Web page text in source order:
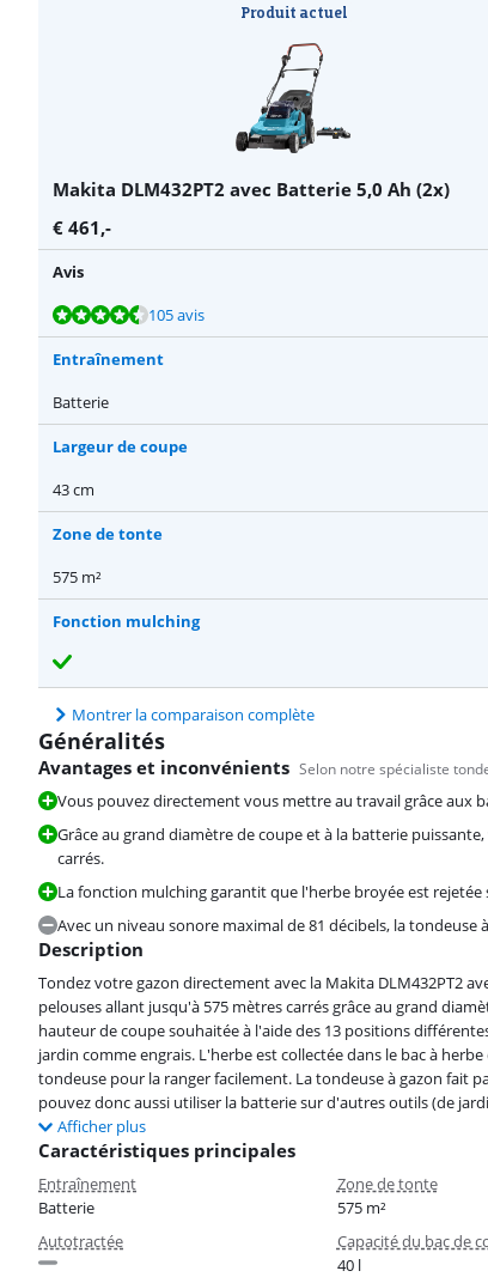
Produit actuel
Makita DLM432PT2 avec Batterie 5,0 Ah (2x)
€ 461,-
Avis
La note est de 8,8 sur 10, basée sur 105 avis.
105 avis
La note est de 8,8 sur 10, basée sur 105 avis.
La note est de 8,8 sur 10, basée sur 7 avis.
Entraînement
Batterie
Largeur de coupe
43 cm
Zone de tonte
575 m²
Fonction mulching
Montrer la comparaison complète
Généralités
Avantages et inconvénients Selon notre spécialiste
Vous pouvez directement vous mettre au travail grâce aux
Grâce au grand diamètre de coupe et à la batterie
carrés.
La fonction mulching garantit que l'herbe broyée est
Avec un niveau sonore maximal de 81 décibels, la
Description
Tondez votre gazon directement avec la Makita DLM432PT2
pelouses allant jusqu'à 575 mètres carrés grâce au grand
hauteur de coupe souhaitée à l'aide des 13 positions
jardin comme engrais. L'herbe est collectée dans le bac à
tondeuse pour la ranger facilement. La tondeuse à gazon fait
pouvez donc aussi utiliser la batterie sur d'autres outils (de
Afficher plus
Caractéristiques principales
Entraînement
Batterie
Zone de tonte
575 m²
Autotractée
Capacité du bac de
40 l